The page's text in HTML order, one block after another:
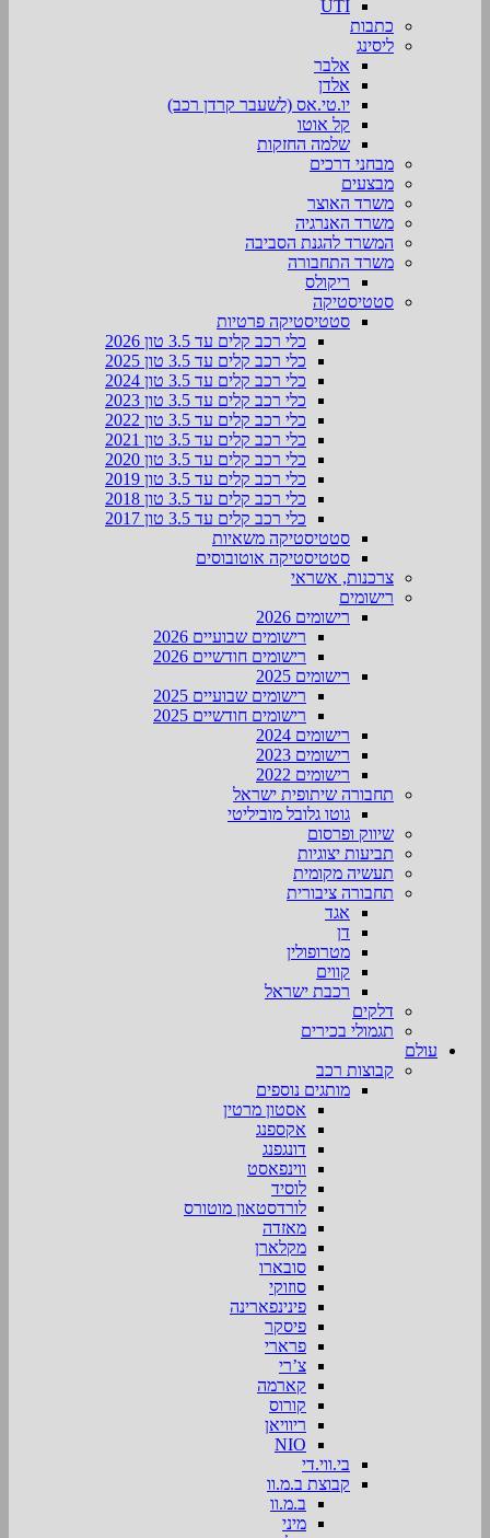
UTI
כתבות
ליסינג
אלבר
אלדן
יו.טי.אס (לשעבר קרדן רכב)
קל אוטו
שלמה החזקות
מבחני דרכים
מבצעים
משרד האוצר
משרד האנרגיה
המשרד להגנת הסביבה
משרד התחבורה
ריקולס
סטטיסטיקה
סטטיסטיקה פרטיות
כלי רכב קלים עד 3.5 טון 2026
כלי רכב קלים עד 3.5 טון 2025
כלי רכב קלים עד 3.5 טון 2024
כלי רכב קלים עד 3.5 טון 2023
כלי רכב קלים עד 3.5 טון 2022
כלי רכב קלים עד 3.5 טון 2021
כלי רכב קלים עד 3.5 טון 2020
כלי רכב קלים עד 3.5 טון 2019
כלי רכב קלים עד 3.5 טון 2018
כלי רכב קלים עד 3.5 טון 2017
סטטיסטיקה משאיות
סטטיסטיקה אוטובוסים
צרכנות, אשראי
רישומים
רישומים 2026
רישומים שבועיים 2026
רישומים חודשיים 2026
רישומים 2025
רישומים שבועיים 2025
רישומים חודשיים 2025
רישומים 2024
רישומים 2023
רישומים 2022
תחבורה שיתופית ישראל
גוטו גלובל מוביליטי
שיווק ופרסום
תביעות יצוגיות
תעשיה מקומית
תחבורה ציבורית
אגד
דן
מטרופולין
קווים
רכבת ישראל
דלקים
תגמולי בכירים
עולם
קבוצות רכב
מותגים נוספים
אסטון מרטין
אקספנג
דונגפנג
ווינפאסט
לוסיד
לורדסטאון מוטורס
מאזדה
מקלארן
סובארו
סוזוקי
פינינפארינה
פיסקר
פרארי
צ’רי
קארמה
קורוס
ריוויאן
NIO
בי.ווי.די
קבוצת ב.מ.וו
ב.מ.וו
מיני